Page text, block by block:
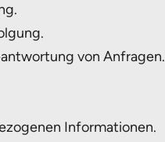
von Anfragen.
Informationen.